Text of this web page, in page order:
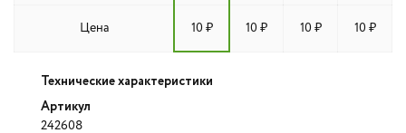
Цена 10 ₽ 10 ₽ 10 ₽ 10 ₽
Технические характеристики
Артикул
242608